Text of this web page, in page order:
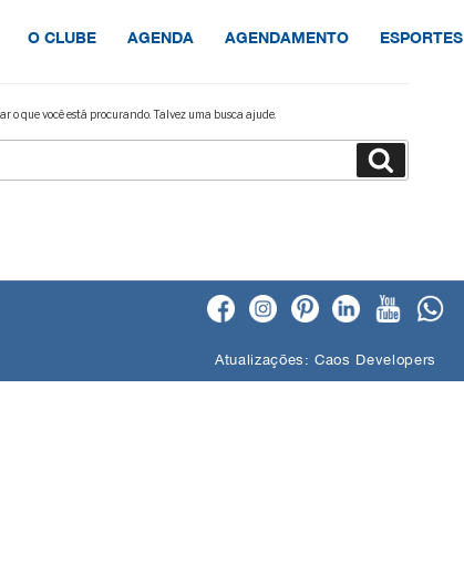
O CLUBE AGENDA AGENDAMENTO ESPORTES
que você está procurando. Talvez uma busca ajude.
Atualizações:Caos Developers